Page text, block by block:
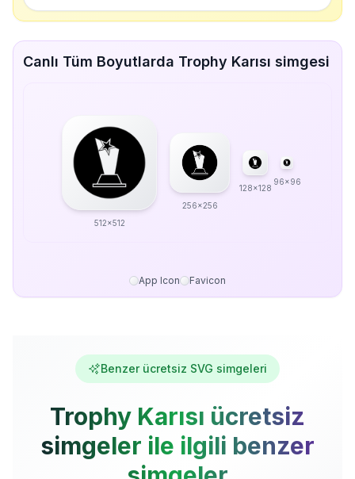
Canlı Tüm Boyutlarda Trophy Karısı simgesi
512x512
256x256
128x128
96x96
App Icon Favicon
Benzer ücretsiz SVG simgeleri
Trophy Karısı ücretsiz
simgeler ile ilgili benzer